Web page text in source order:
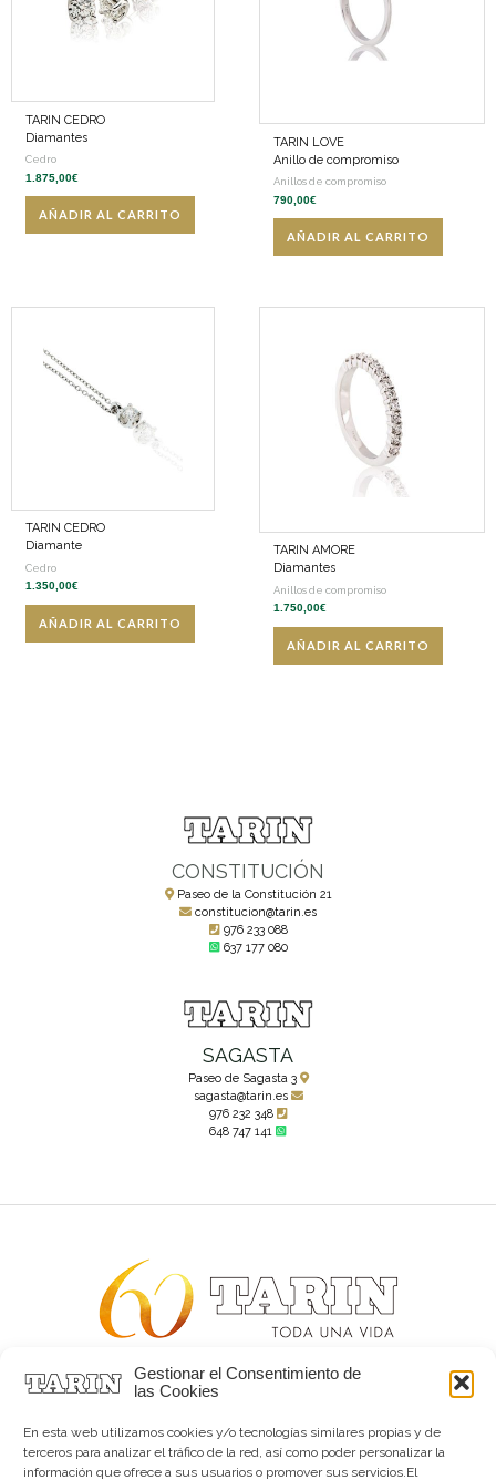
Gestionar el Consentimiento de
las Cookies
En esta web utilizamos cookies y/o tecnologías similares propias y de
terceros para analizar el tráfico de la red, así como poder personalizar la
información que ofrece a sus usuarios o promover sus servicios.El
TARIN CEDRO
Diamantes
Cedro
1.875,00€
AÑADIR AL CARRITO
TARIN LOVE
Anillo de compromiso
Anillos de compromiso
790,00€
AÑADIR AL CARRITO
TARIN CEDRO
Diamante
Cedro
1.350,00€
AÑADIR AL CARRITO
TARIN AMORE
Diamantes
Anillos de compromiso
1.750,00€
AÑADIR AL CARRITO
CONSTITUCIÓN
Paseo de la Constitución 21
constitucion@tarin.es
976 233 088
637 177 080
SAGASTA
Paseo de Sagasta 3
sagasta@tarin.es
976 232 348
648 747 141
Alta joyería desde 1963
Tarín Magazine
Contacto